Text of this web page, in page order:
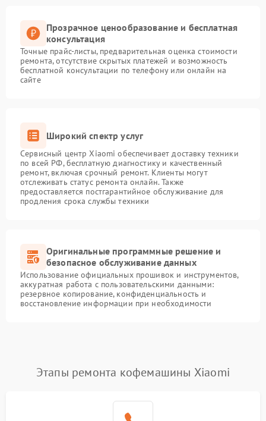
Прозрачное ценообразование и бесплатная
консультация
Точные прайс-листы, предварительная оценка стоимости
ремонта, отсутствие скрытых платежей и возможность
бесплатной консультации по телефону или онлайн на
сайте
Широкий спектр услуг
Сервисный центр Xiaomi обеспечивает доставку техники
по всей РФ, бесплатную диагностику и качественный
ремонт, включая срочный ремонт. Клиенты могут
отслеживать статус ремонта онлайн. Также
предоставляется постгарантийное обслуживание для
продления срока службы техники
Оригинальные программные решение и
безопасное обслуживание данных
Использование официальных прошивок и инструментов,
аккуратная работа с пользовательскими данными:
резервное копирование, конфиденциальность и
восстановление информации при необходимости
Этапы ремонта кофемашины Xiaomi